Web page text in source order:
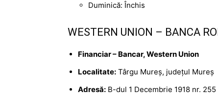
Duminică: Închis
WESTERN UNION – BANCA
Financiar – Bancar, Western Union
Localitate: Târgu Mureș, județul Mureș
Adresă: B-dul 1 Decembrie 1918 nr. 255